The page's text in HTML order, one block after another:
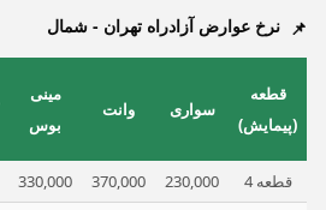
نرخ عوارض آزادراه تهران - شمال
قطعه
(پیمایش)
سواری وانت
مینی
بوس
قطعه 4 230,000
370,000
330,000